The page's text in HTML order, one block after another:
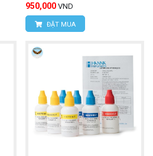
950,000 VND
ĐẶT MUA